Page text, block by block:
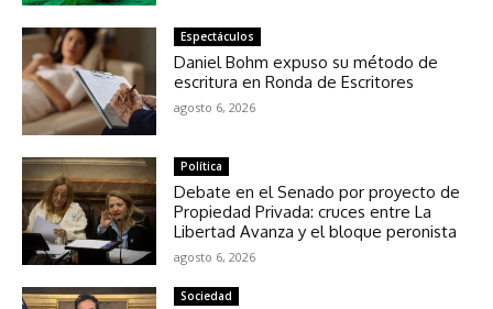
Espectáculos
Daniel Bohm expuso su método de
escritura en Ronda de Escritores
agosto 6, 2026
Política
Debate en el Senado por proyecto de
Propiedad Privada: cruces entre La
Libertad Avanza y el bloque peronista
agosto 6, 2026
Sociedad